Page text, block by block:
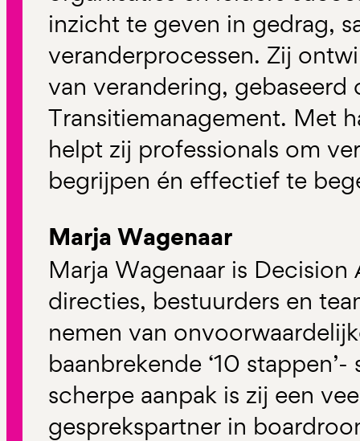
inzicht te geven in gedrag,
veranderprocessen. Zij
van verandering, gebaseerd
Transitiemanagement. Met
helpt zij professionals om
begrijpen én effectief te
Marja Wagenaar
Marja Wagenaar is
directies, bestuurders en
nemen van
baanbrekende ‘10
scherpe aanpak is zij een
gesprekspartner in